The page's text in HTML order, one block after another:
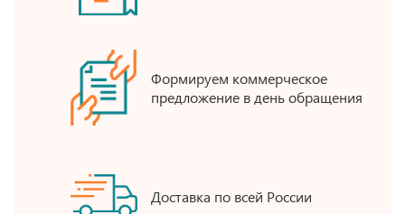
Формируем коммерческое
предложение в день обращения
Доставка по всей России